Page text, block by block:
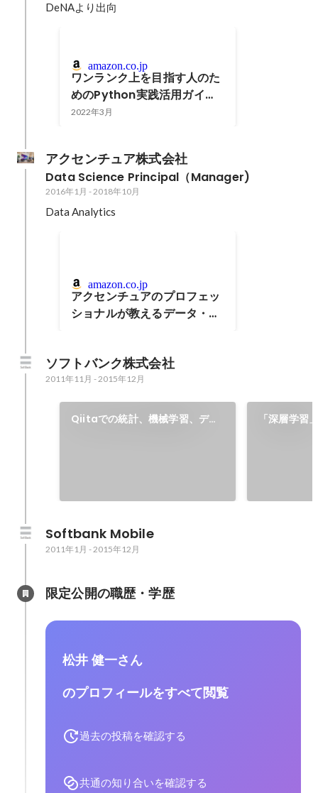
DeNAより出向
amazon.co.jp
ワンランク上を目指す人のた
めのPython実践活用ガイド
――自動化スクリプト、テキ
2022年3月
アクセンチュア株式会社
Data Science Principal（Manager)
2016年1月 -2018年10月
Data Analytics
amazon.co.jp
アクセンチュアのプロフェッ
ショナルが教えるデータ・ア
ソフトバンク株式会社
2011年11月 -2015年12月
Qiitaでの統計、機械学習、デー
「深層学習
Softbank Mobile
2011年1月 -2015年12月
限定公開の職歴・学歴
松井 健一さん
のプロフィールをすべて閲覧
過去の投稿を確認する
共通の知り合いを確認する